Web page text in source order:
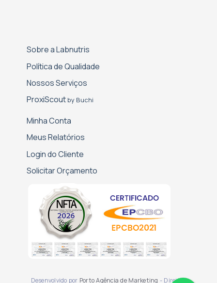
Sobre a Labnutris
Política de Qualidade
Nossos Serviços
Proxi­Scout by Buchi
Minha Conta
Meus Relatórios
Login do Cliente
Solicitar Orçamento
Desenvolvido por Porto Agência de Marketing - Direitos